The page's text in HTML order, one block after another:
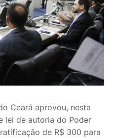
Ceará aprovou, nesta
lei de autoria do Poder
de R$ 300 para